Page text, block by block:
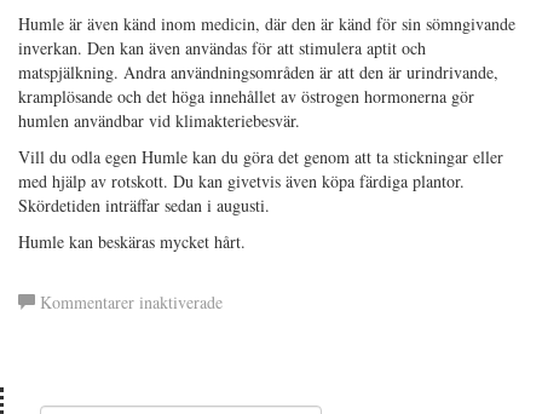
Humle är även känd inom medicin, där den är känd för sin sömngivande
inverkan. Den kan även användas för att stimulera aptit och
matspjälkning. Andra användningsområden är att den är urindrivande,
kramplösande och det höga innehållet av östrogen hormonerna gör
humlen användbar vid klimakteriebesvär.
Vill du odla egen Humle kan du göra det genom att ta stickningar eller
med hjälp av rotskott. Du kan givetvis även köpa färdiga plantor.
Skördetiden inträffar sedan i augusti.
Humle kan beskäras mycket hårt.
Kommentarer inaktiveradeför